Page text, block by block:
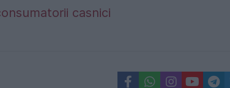
casnici